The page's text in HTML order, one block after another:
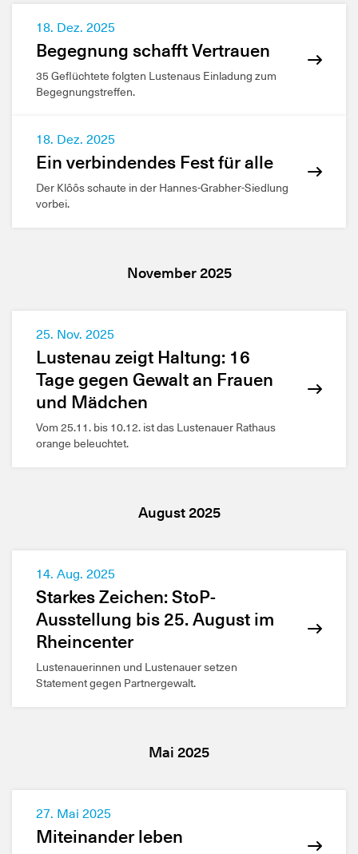
18. Dez. 2025
Begegnung schafft Vertrauen
35 Geflüchtete folgten Lustenaus Einladung zum
Begegnungstreffen.
18. Dez. 2025
Ein verbindendes Fest für alle
Der Klôôs schaute in der Hannes-Grabher-Siedlung
vorbei.
November 2025
25. Nov. 2025
Lustenau zeigt Haltung: 16
Tage gegen Gewalt an Frauen
und Mädchen
Vom 25.11. bis 10.12. ist das Lustenauer Rathaus
orange beleuchtet.
August 2025
14. Aug. 2025
Starkes Zeichen: StoP-
Ausstellung bis 25. August im
Rheincenter
Lustenauerinnen und Lustenauer setzen
Statement gegen Partnergewalt.
Mai 2025
27. Mai 2025
Miteinander leben